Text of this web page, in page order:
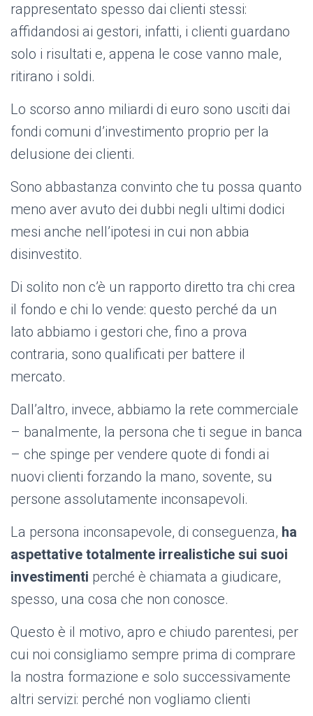
rappresentato spesso dai clienti stessi:
affidandosi ai gestori, infatti, i clienti guardano
solo i risultati e, appena le cose vanno male,
ritirano i soldi.
Lo scorso anno miliardi di euro sono usciti dai
fondi comuni d’investimento proprio per la
delusione dei clienti.
Sono abbastanza convinto che tu possa quanto
meno aver avuto dei dubbi negli ultimi dodici
mesi anche nell’ipotesi in cui non abbia
disinvestito.
Di solito non c’è un rapporto diretto tra chi crea
il fondo e chi lo vende: questo perché da un
lato abbiamo i gestori che, fino a prova
contraria, sono qualificati per battere il
mercato.
Dall’altro, invece, abbiamo la rete commerciale
– banalmente, la persona che ti segue in banca
– che spinge per vendere quote di fondi ai
nuovi clienti forzando la mano, sovente, su
persone assolutamente inconsapevoli.
La persona inconsapevole, di conseguenza, ha
aspettative totalmente irrealistiche sui suoi
investimenti perché è chiamata a giudicare,
spesso, una cosa che non conosce.
Questo è il motivo, apro e chiudo parentesi, per
cui noi consigliamo sempre prima di comprare
la nostra formazione e solo successivamente
altri servizi: perché non vogliamo clienti